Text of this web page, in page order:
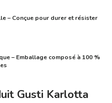
– Conçue pour durer et résister
– Emballage composé à 100 %
Gusti Karlotta